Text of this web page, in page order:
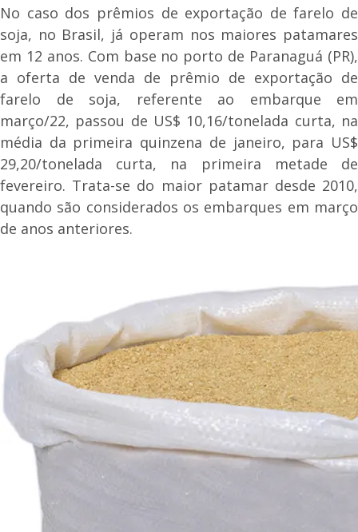
No caso dos prêmios de exportação de farelo de
soja, no Brasil, já operam nos maiores patamares
em 12 anos. Com base no porto de Paranaguá (PR),
a oferta de venda de prêmio de exportação de
farelo de soja, referente ao embarque em
março/22, passou de US$ 10,16/tonelada curta, na
média da primeira quinzena de janeiro, para US$
29,20/tonelada curta, na primeira metade de
fevereiro. Trata-se do maior patamar desde 2010,
quando são considerados os embarques em março
de anos anteriores.